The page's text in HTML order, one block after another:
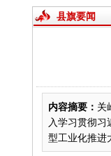
县旗要闻
内容摘要： 关
入学习贯彻
型工业化推进